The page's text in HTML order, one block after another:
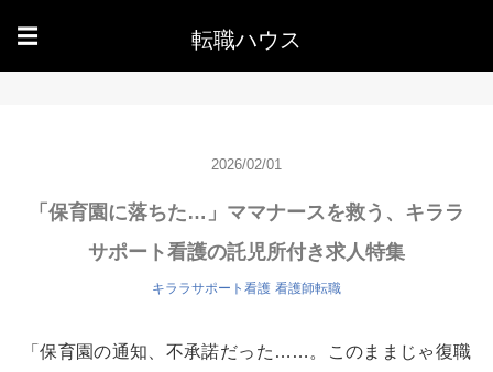
☰ 転職ハウス
2026/02/01
「保育園に落ちた…」ママナースを救う、キララ
サポート看護の託児所付き求人特集
キララサポート看護 看護師転職
「保育園の通知、不承諾だった……。このままじゃ復職